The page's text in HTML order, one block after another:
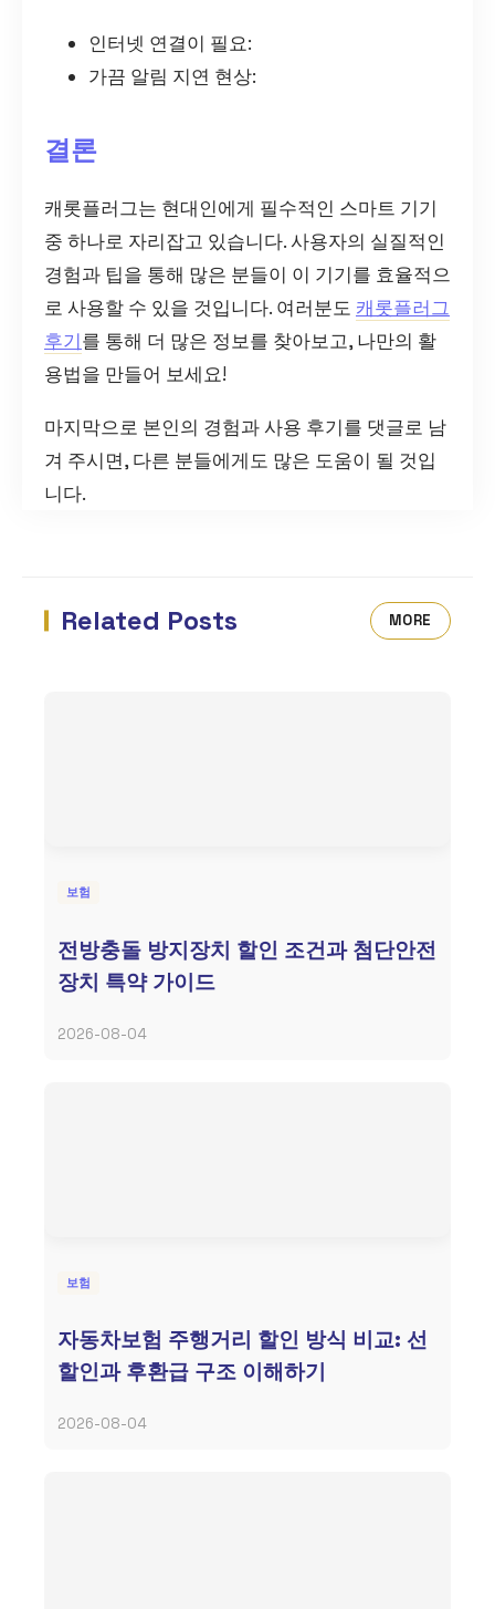
인터넷 연결이 필요:
가끔 알림 지연 현상:
결론
캐롯플러그는 현대인에게 필수적인 스마트 기기
중 하나로 자리잡고 있습니다. 사용자의 실질적인
경험과 팁을 통해 많은 분들이 이 기기를 효율적으
로 사용할 수 있을 것입니다. 여러분도 캐롯플러그
후기를 통해 더 많은 정보를 찾아보고, 나만의 활
용법을 만들어 보세요!
마지막으로 본인의 경험과 사용 후기를 댓글로 남
겨 주시면, 다른 분들에게도 많은 도움이 될 것입
니다.
Related Posts MORE
보험
전방충돌 방지장치 할인 조건과 첨단안전
장치 특약 가이드
2026-08-04
보험
자동차보험 주행거리 할인 방식 비교: 선
할인과 후환급 구조 이해하기
2026-08-04